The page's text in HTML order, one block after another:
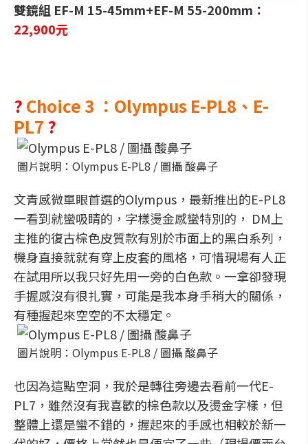
雙鏡組 EF-M 15-45mm+EF-M 55-200mm：
22,900元
? Choice 3 ：Olympus E-PL8、E-
PL7 ?
圖片說明：Olympus E-PL8 / 圖攝 酸鼻子
文青感微單眼首選的Olympus，最新推出的E-PL8
一看到就蠻吸睛的，字樣燙金感蠻特別的， DM上
主推的復古棕色皮質款有別於市面上的黑白系列，
機身直接就就有穿上皮套的風格，可惜現場有人正
在試用所以我只好先用一旁的白色款。一拿卻發現
手握感沒有很扎實，可能是我本身手稍大的關係，
有種握起來空空的不太穩定。
圖片說明：Olympus E-PL8 / 圖攝 酸鼻子
也因為這點空洞，我於是轉往旁邊去看前一代E-
PL7，雖然沒有我喜歡的棕色款以及燙金字樣，但
整體上還是蠻不錯的，握起來的手感也相較於新一